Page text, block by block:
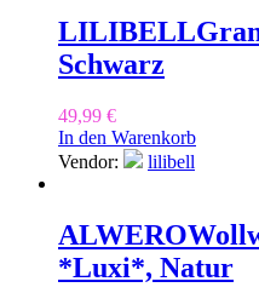
LILIBELL
Schwarz
49,99 €
In den Warenkorb
Vendor:
lilibell
ALWERO
*Luxi*, Natur